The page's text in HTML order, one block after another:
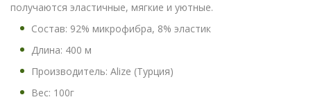
получаются эластичные, мягкие и уютные.
Состав: 92% микрофибра, 8% эластик
Длина: 400 м
Производитель: Alize (Турция)
Вес: 100г